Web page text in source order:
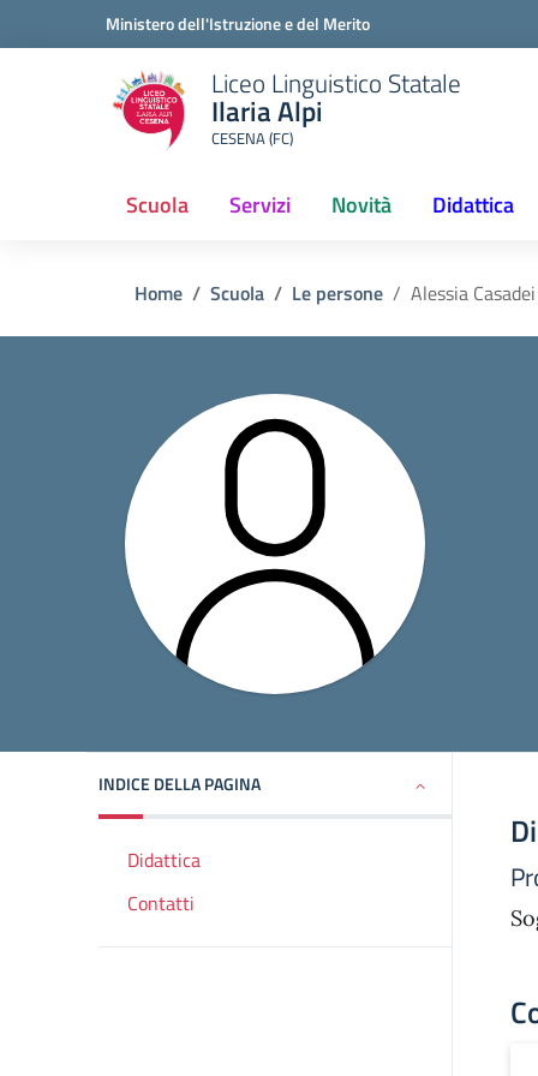
Ministero dell'Istruzione e del Merito
Liceo Linguistico Statale
Ilaria Alpi
CESENA (FC)
Scuola Servizi Novità
(current) Didattica
Home Scuola Le persone Alessia Casadei
INDICE DELLA PAGINA
Didattica
Contatti